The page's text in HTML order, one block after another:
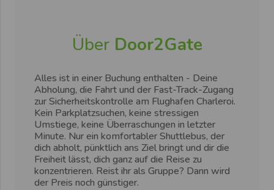
Über Door2Gate
Alles ist in einer Buchung enthalten - Deine
Abholung, die Fahrt und der Fast-Track-Zugang
zur Sicherheitskontrolle am Flughafen Charleroi.
Kein Parkplatzsuchen, keine stressigen
Umstiege, keine Überraschungen in letzter
Minute. Nur ein komfortabler Shuttlebus, der
dich abholt, pünktlich ans Ziel bringt und dir die
Freiheit lässt, dich ganz auf die Reise zu
konzentrieren. Reist ihr als Gruppe? Dann wird
der Preis noch günstiger.